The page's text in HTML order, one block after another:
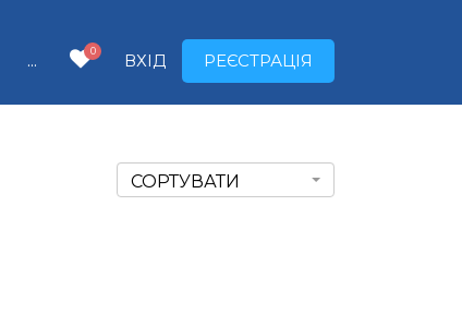
... 0 ВХІД РЕЄСТРАЦІЯ
СОРТУВАТИ